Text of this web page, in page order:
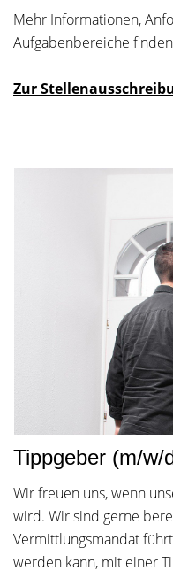
Mehr Informationen,
Aufgabenbereiche
Zur
Tippgeber (m/w/
Wir freuen uns, wenn
wird. Wir sind gerne
Vermittlungsmandat
werden kann, mit einer